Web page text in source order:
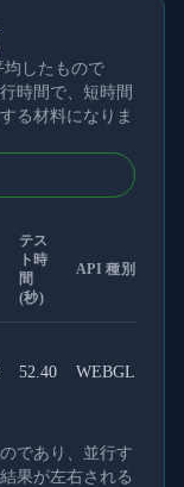
均したもので
時間で、短時間
る材料になりま
テス
ト時
間
(秒)
API 種別
52.40 WEBGL
であり、並行す
果が左右される